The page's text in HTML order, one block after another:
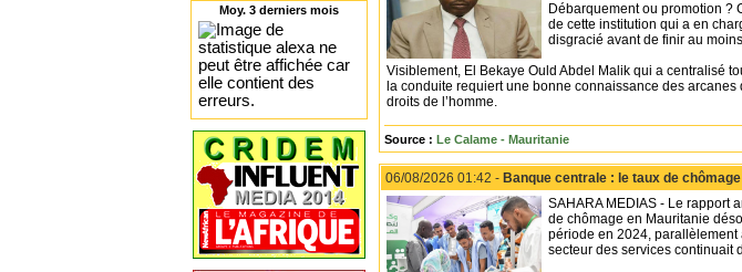
Moy. 3 derniers mois
Débarquement ou promotion ?
de cette institution qui a en
disgracié avant de finir au
Visiblement, El Bekaye Ould Abdel Malik qui a centralisé
la conduite requiert une bonne connaissance des
droits de l’homme.
Source : Le Calame - Mauritanie
06/08/2026 01:42 - Banque centrale : le taux de
SAHARA MEDIAS - Le rapport
de chômage en Mauritanie
période en 2024, parallèlement
secteur des services continuait